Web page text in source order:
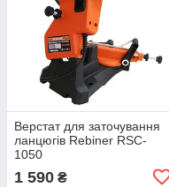
Верстат для заточування
ланцюгів Rebiner RSC-
1050
1 590 ₴